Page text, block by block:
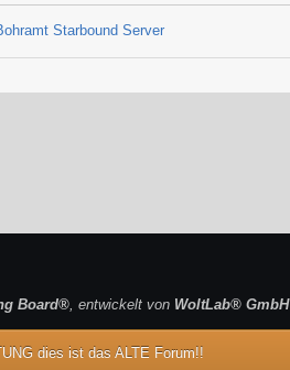
Board®, entwickelt von WoltLab® GmbH
dies ist das ALTE Forum!!